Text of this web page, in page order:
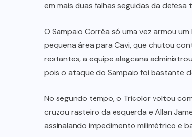
em mais duas falhas seguidas da
O Sampaio Corrêa só uma vez armou
pequena área para Cavi, que chutou
restantes, a equipe alagoana
pois o ataque do Sampaio foi bastante
No segundo tempo, o Tricolor voltou
cruzou rasteiro da esquerda e Allan
assinalando impedimento milimétrico e